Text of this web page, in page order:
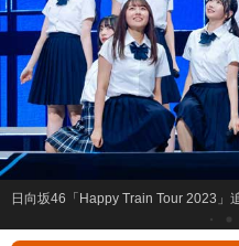
日向坂46「Happy Train Tour 2023